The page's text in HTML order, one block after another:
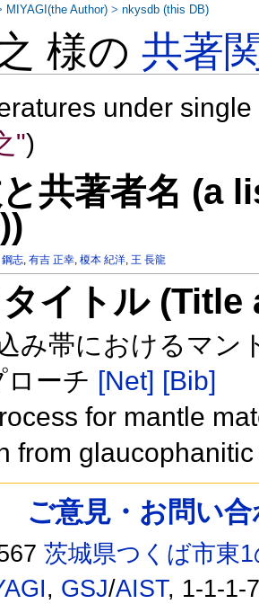
様の共著
under
")
共著者名 (a
鋼志,有吉 正幸,榎本 紀洋,王 長龍
イトル
み帯におけるマン
ローチ [Net] [Bib]
for mantle
from
MIYAGI(the Author) >nkysdb (this DB)
ご意見・お問い
茨城県つくば市東
, GSJ/AIST, 1-1-1-